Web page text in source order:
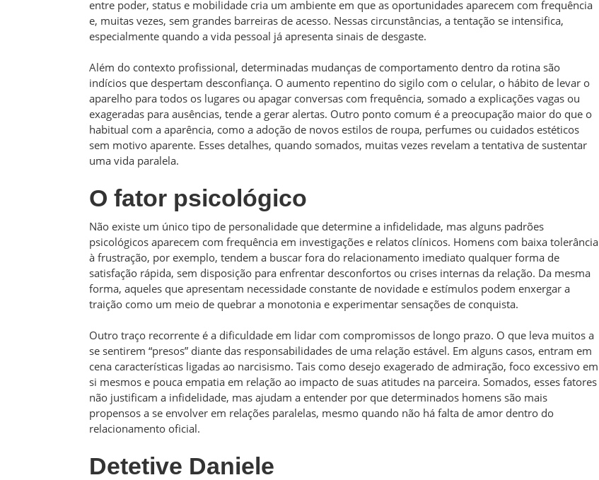
entre poder, status e mobilidade cria um ambiente em que as oportunidades aparecem com frequência
e, muitas vezes, sem grandes barreiras de acesso. Nessas circunstâncias, a tentação se intensifica,
especialmente quando a vida pessoal já apresenta sinais de desgaste.
Além do contexto profissional, determinadas mudanças de comportamento dentro da rotina são
indícios que despertam desconfiança. O aumento repentino do sigilo com o celular, o hábito de levar o
aparelho para todos os lugares ou apagar conversas com frequência, somado a explicações vagas ou
exageradas para ausências, tende a gerar alertas. Outro ponto comum é a preocupação maior do que o
habitual com a aparência, como a adoção de novos estilos de roupa, perfumes ou cuidados estéticos
sem motivo aparente. Esses detalhes, quando somados, muitas vezes revelam a tentativa de sustentar
uma vida paralela.
O fator psicológico
Não existe um único tipo de personalidade que determine a infidelidade, mas alguns padrões
psicológicos aparecem com frequência em investigações e relatos clínicos. Homens com baixa tolerância
à frustração, por exemplo, tendem a buscar fora do relacionamento imediato qualquer forma de
satisfação rápida, sem disposição para enfrentar desconfortos ou crises internas da relação. Da mesma
forma, aqueles que apresentam necessidade constante de novidade e estímulos podem enxergar a
traição como um meio de quebrar a monotonia e experimentar sensações de conquista.
Outro traço recorrente é a dificuldade em lidar com compromissos de longo prazo. O que leva muitos a
se sentirem “presos” diante das responsabilidades de uma relação estável. Em alguns casos, entram em
cena características ligadas ao narcisismo. Tais como desejo exagerado de admiração, foco excessivo em
si mesmos e pouca empatia em relação ao impacto de suas atitudes na parceira. Somados, esses fatores
não justificam a infidelidade, mas ajudam a entender por que determinados homens são mais
propensos a se envolver em relações paralelas, mesmo quando não há falta de amor dentro do
relacionamento oficial.
Detetive Daniele